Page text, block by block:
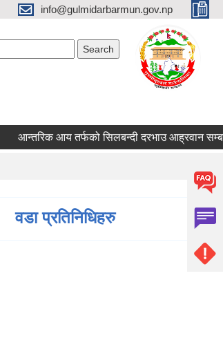
info@gulmidarbarmun.gov.np
आन्तरिक आय तर्फको सिलबन्दी दरभाउ आह्रवान
वडा प्रतिनिधिहरु